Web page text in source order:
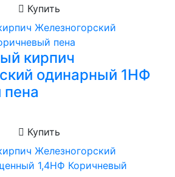
Купить
кирпич
одинарный 1НФ
Купить